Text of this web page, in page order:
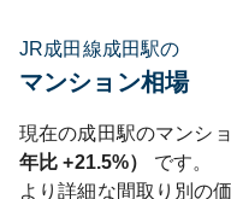
JR成田線成田駅の
マンション相場
現在の成田駅のマンシ
年比+21.5%）
です。
より詳細な間取り別の